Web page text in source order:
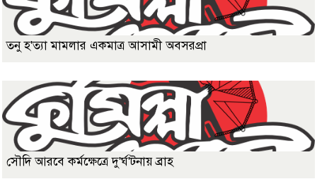
তনু হ'ত্যা মামলার একমাত্র আসামী অবসরপ্রা
সৌদি আরবে কর্মক্ষেত্রে দু'র্ঘ'টনায় ব্রাহ